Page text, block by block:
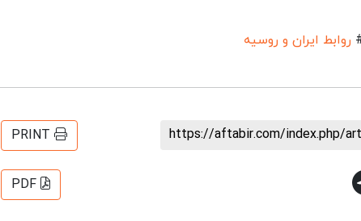
روابط ایران و روسیه
https://aftabir.com/index.php/
PRINT
PDF